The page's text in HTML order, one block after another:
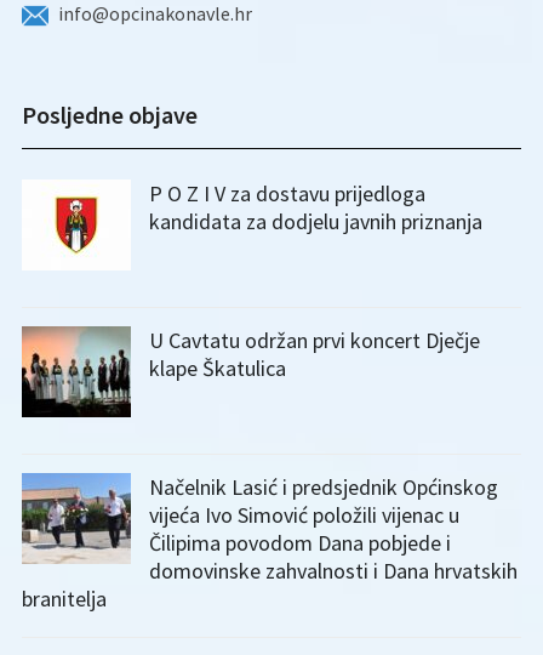
info@opcinakonavle.hr
Posljedne objave
P O Z I V za dostavu prijedloga
kandidata za dodjelu javnih priznanja
U Cavtatu održan prvi koncert Dječje
klape Škatulica
Načelnik Lasić i predsjednik Općinskog
vijeća Ivo Simović položili vijenac u
Čilipima povodom Dana pobjede i
domovinske zahvalnosti i Dana hrvatskih
branitelja